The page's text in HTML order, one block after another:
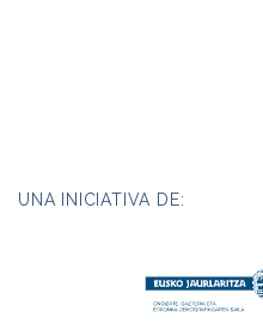
UNA INICIATIVA DE: